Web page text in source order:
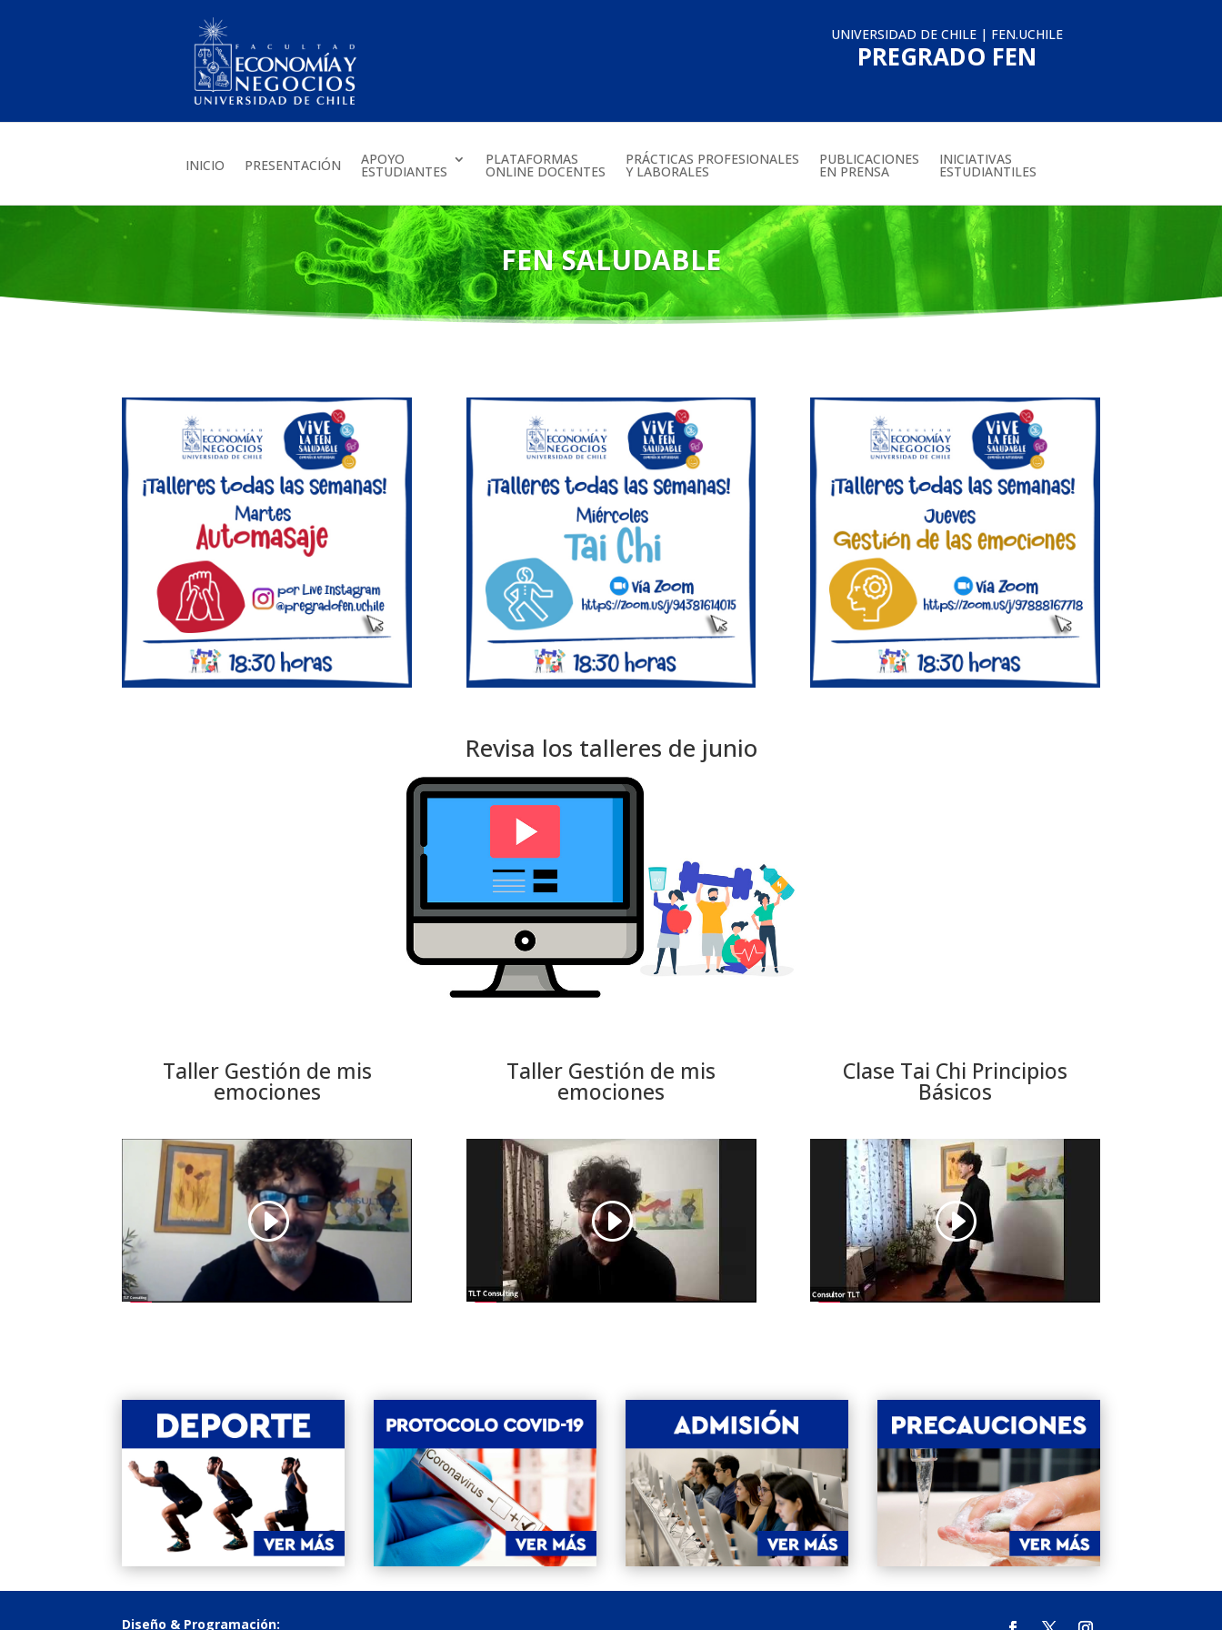
UNIVERSIDAD DE CHILE| FEN.UCHILE
PREGRADO FEN
INICIO PRESENTACIÓN APOYO
ESTUDIANTES
PLATAFORMAS
ONLINE DOCENTES
PRÁCTICAS PROFESIONALES
Y LABORALES
PUBLICACIONES
EN PRENSA
INICIATIVAS
ESTUDIANTILES
FEN SALUDABLE
Revisa los talleres de junio
Taller Gestión de mis
emociones
Taller Gestión de mis
emociones
Clase Tai Chi Principios
Básicos
Diseño & Programación: